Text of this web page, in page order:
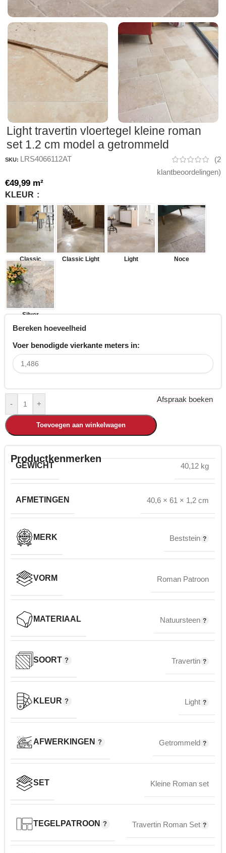
Light travertin vloertegel kleine roman
set 1.2 cm model a getrommeld
SKU: LRS4066112AT (2
klantbeoordelingen)
€49,99 m²
KLEUR
Classic Classic Light Light Noce
Silver
Bereken hoeveelheid
Voer benodigde vierkante meters in:
- +
Toevoegen aan winkelwagen
Afspraak boeken
Productkenmerken
GEWICHT 40,12 kg
AFMETINGEN 40,6 × 61 × 1,2 cm
MERK Beststein
VORM Roman Patroon
MATERIAAL Natuursteen
SOORT Travertin
KLEUR Light
AFWERKINGEN Getrommeld
SET Kleine Roman set
TEGELPATROON Travertin Roman Set